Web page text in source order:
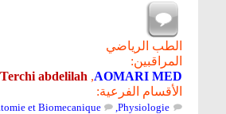
الطب الرياضي
المراقبين:
AOMARI MED
,
Terchi abdelilah
الأقسام الفرعية:
Physiologie
,
et Biomecanique